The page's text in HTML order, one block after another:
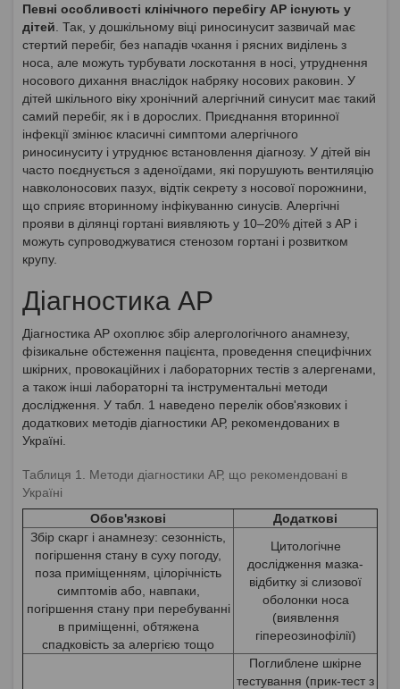
Певні особливості клінічного перебігу АР існують у
дітей . Так, у дошкільному віці риносинусит зазвичай має
стертий перебіг, без нападів чхання і рясних виділень з
носа, але можуть турбувати лоскотання в носі, утруднення
носового дихання внаслідок набряку носових раковин. У
дітей шкільного віку хронічний алергічний синусит має такий
самий перебіг, як і в дорослих. Приєднання вторинної
інфекції змінює класичні симптоми алергічного
риносинуситу і утруднює встановлення діагнозу. У дітей він
часто поєднується з аденоїдами, які порушують вентиляцію
навколоносових пазух, відтік секрету з носової порожнини,
що сприяє вторинному інфікуванню синусів. Алергічні
прояви в ділянці гортані виявляють у 10–20% дітей з АР і
можуть супроводжуватися стенозом гортані і розвитком
крупу.
Діагностика АР
Діагностика АР охоплює збір алергологічного анамнезу,
фізикальне обстеження пацієнта, проведення специфічних
шкірних, провокаційних і лабораторних тестів з алергенами,
а також інші лабораторні та інструментальні методи
дослідження. У табл. 1 наведено перелік обов'язкових і
додаткових методів діагностики АР, рекомендованих в
Україні.
Таблиця 1. Методи діагностики АР, що рекомендовані в
Україні
Обов'язкові
Додаткові
Збір скарг і анамнезу: сезонність,
погіршення стану в суху погоду,
поза приміщенням, цілорічність
симптомів або, навпаки,
погіршення стану при перебуванні
в приміщенні, обтяжена
спадковість за алергією тощо
Цитологічне
дослідження мазка-
відбитку зі слизової
оболонки носа
(виявлення
гіпереозинофілії)
Поглиблене шкірне
тестування (прик-тест з